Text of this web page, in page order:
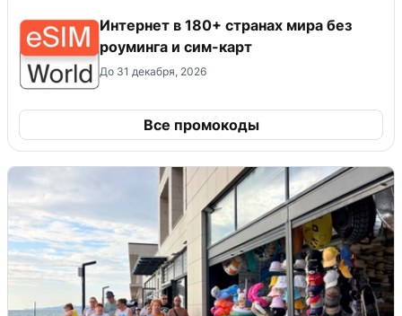
Интернет в 180+ странах мира без
роуминга и сим-карт
До 31 декабря, 2026
Все промокоды